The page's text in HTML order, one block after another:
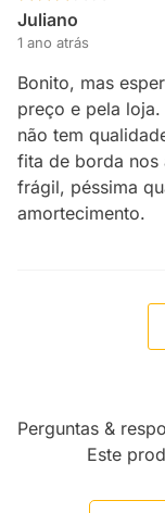
Juliano
1 ano atrás
Bonito, mas
preço e pela loja.
não tem
fita de borda nos
frágil, péssima
amortecimento.
Perguntas &
Este